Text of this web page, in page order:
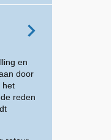
en
door
het
reden